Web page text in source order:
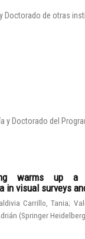
de otras
Doctorado del
warms up
in visual surveys
Carrillo, Tania;
(Springer Heidelberg